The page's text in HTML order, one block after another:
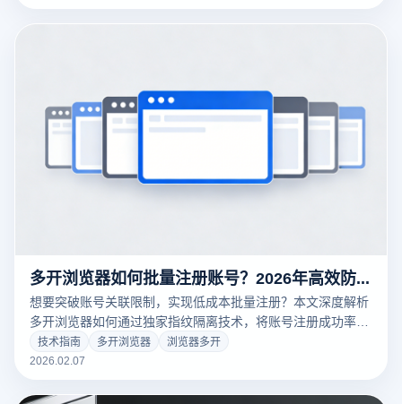
多开浏览器如何批量注册账号？2026年高效防关联实战指南
想要突破账号关联限制，实现低成本批量注册？本文深度解析
多开浏览器如何通过独家指纹隔离技术，将账号注册成功率提
升至95%以上。掌握云登浏览器自动化与窗口同步核心玩法，
让您的浏览器多开业务效率翻倍！立即点击获取实操教程。
技术指南 多开浏览器
浏览器多开
2026.02.07